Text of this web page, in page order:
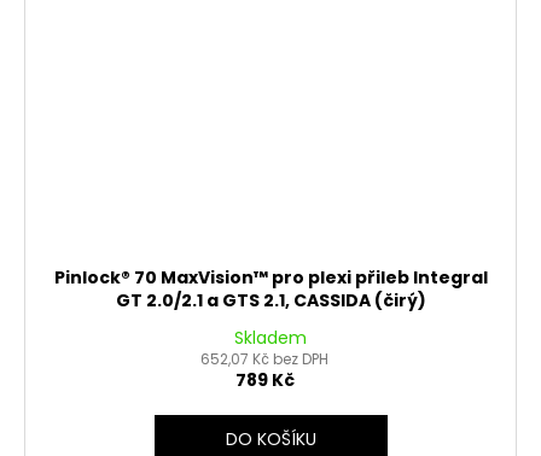
Pinlock® 70 MaxVision™ pro plexi přileb Integral
GT 2.0/2.1 a GTS 2.1, CASSIDA (čirý)
Skladem
652,07 Kč bez DPH
789 Kč
DO KOŠÍKU